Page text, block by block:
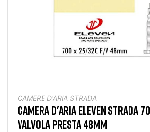
CAMERE D'ARIA STRADA
CAMERA D'ARIA ELEVEN STRADA
VALVOLA PRESTA 48MM